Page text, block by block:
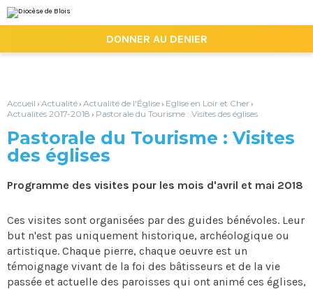
au
contenu.
la
personnels
DONNER AU DENIER
Accueil › Actualité› Actualité de l'Église› Eglise en Loir et Cher›
Actualités 2017-2018 › Pastorale du Tourisme : Visites des églises
Pastorale du Tourisme : Visites
des églises
Programme des visites pour les mois d'avril et mai 2018
Ces visites sont organisées par des guides bénévoles. Leur
but n'est pas uniquement historique, archéologique ou
artistique. Chaque pierre, chaque oeuvre est un
témoignage vivant de la foi des bâtisseurs et de la vie
passée et actuelle des paroisses qui ont animé ces églises,